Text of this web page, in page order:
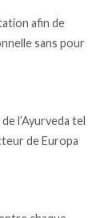
afin de
sans pour
l’Ayurveda tel
de Europa